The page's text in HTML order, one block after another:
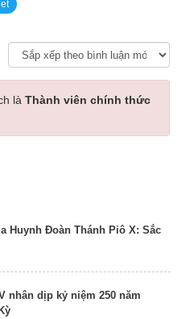
là Thành viên chính thức
Huynh Đoàn Thánh Piô X: Sắc
nhân dịp kỷ niệm 250 năm